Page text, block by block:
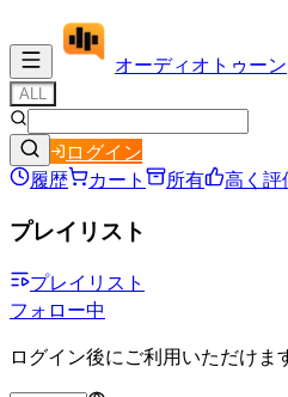
オーディオ トゥーン
ALL
ログイン
履歴
カート 所有 高く評
プレイリスト
プレイリスト
フォロー中
ログイン後にご利用いただけま